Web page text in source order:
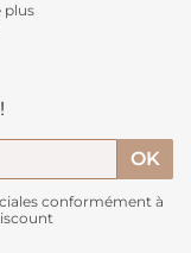
plus
conformément à